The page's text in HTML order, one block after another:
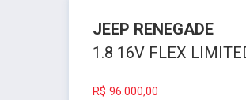
JEEP RENEGADE
1.8 16V FLEX
R$ 96.000,00